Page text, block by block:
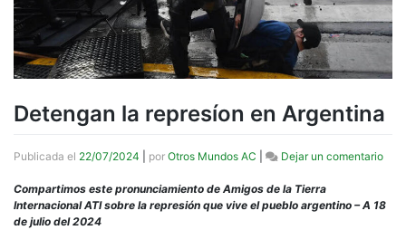
Detengan la represíon en Argentina
Publicada el 22/07/2024 por Otros Mundos AC Dejar un comentarioen
Compartimos este pronunciamiento de Amigos de la Tierra
Internacional ATI sobre la represión que vive el pueblo argentino – A 18
de julio del 2024